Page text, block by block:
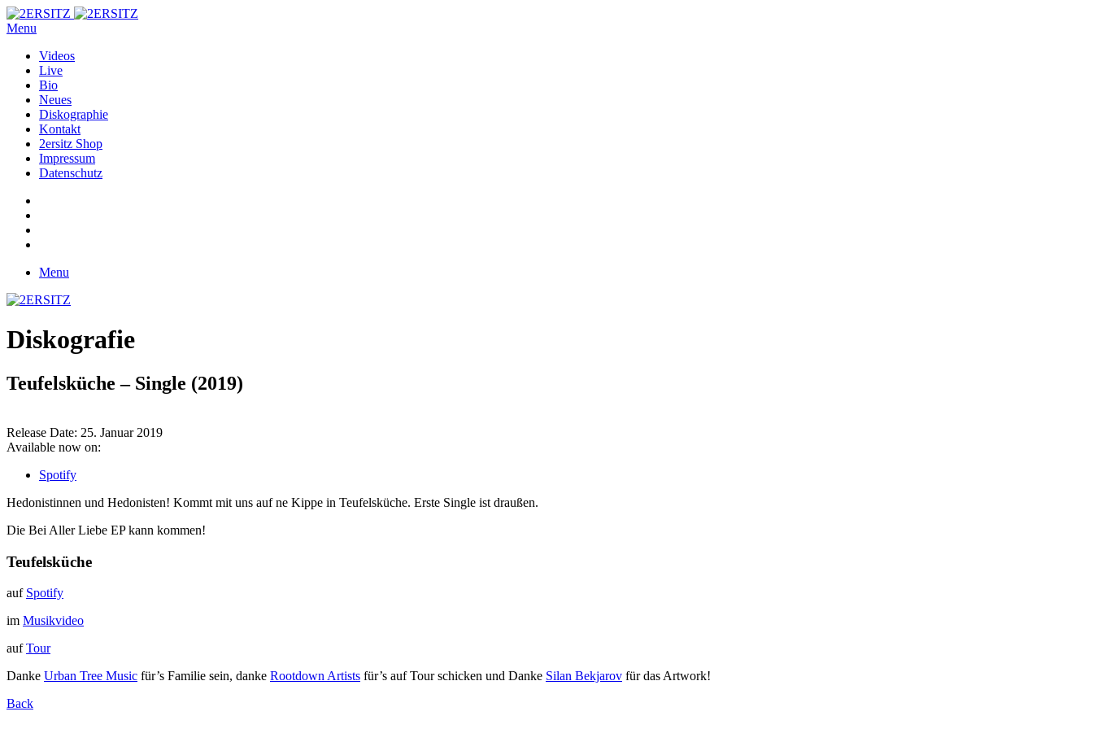
Menu
Videos
Live
Bio
Neues
Diskographie
Kontakt
2ersitz Shop
Impressum
Datenschutz
Menu
Diskografie
Teufelsküche – Single (2019)
Release Date: 25. Januar 2019
Available now on:
Spotify
Hedonistinnen und Hedonisten! Kommt mit uns auf ne Kippe in Teufelsküche. Erste Single ist draußen.
Die Bei Aller Liebe EP kann kommen!
Teufelsküche
auf Spotify
im Musikvideo
aufTour
Danke Urban Tree Music für’s Familie sein, danke Rootdown Artists für’s auf Tour schicken und Danke Silan Bekjarov für das Artwork!
Back